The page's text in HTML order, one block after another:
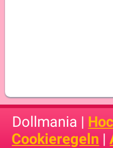
Dollmania |
Cookieregeln |